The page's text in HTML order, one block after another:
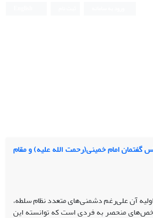
گفتمان امام خمینی(رحمت الله علیه) و مقام
به آرمان‌های اولیه آن علی‌رغم دشمنی‌های متعدد نظام سلطه،
منحصر به‌ فردی است که توانسته این